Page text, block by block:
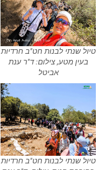
טיול שנתי לבנות חט"ב חרדיות
בעין מטע, צילום: ד"ר ענת
אביטל
טיול שנתי לבנות חט"ב חרדיות